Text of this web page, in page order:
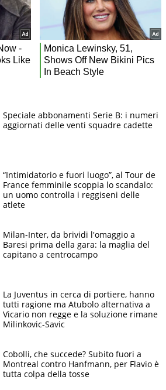
Speciale abbonamenti Serie B: i numeri
aggiornati delle venti squadre cadette
“Intimidatorio e fuori luogo”, al Tour de
France femminile scoppia lo scandalo:
un uomo controlla i reggiseni delle
atlete
Milan-Inter, da brividi l'omaggio a
Baresi prima della gara: la maglia del
capitano a centrocampo
La Juventus in cerca di portiere, hanno
tutti ragione ma Atubolo alternativa a
Vicario non regge e la soluzione rimane
Milinkovic-Savic
Cobolli, che succede? Subito fuori a
Montreal contro Hanfmann, per Flavio è
tutta colpa della tosse